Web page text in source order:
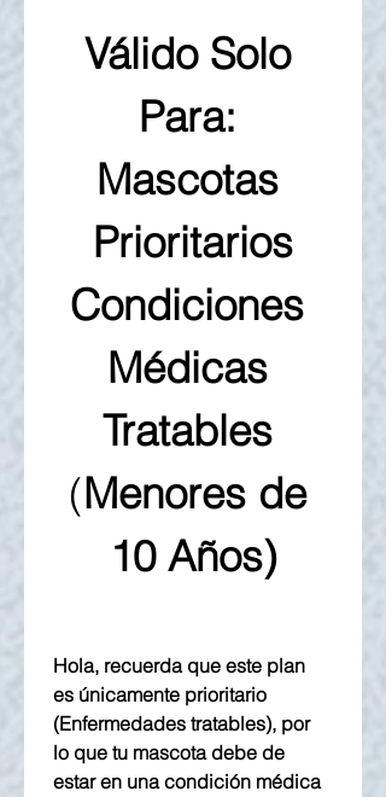
Válido Solo
Para:
Mascotas
Prioritarios
Condiciones
Médicas
Tratables
(Menores de
10 Años)
Hola, recuerda que este plan
es únicamente prioritario
(Enfermedades tratables), por
lo que tu mascota debe de
estar en una condición médica